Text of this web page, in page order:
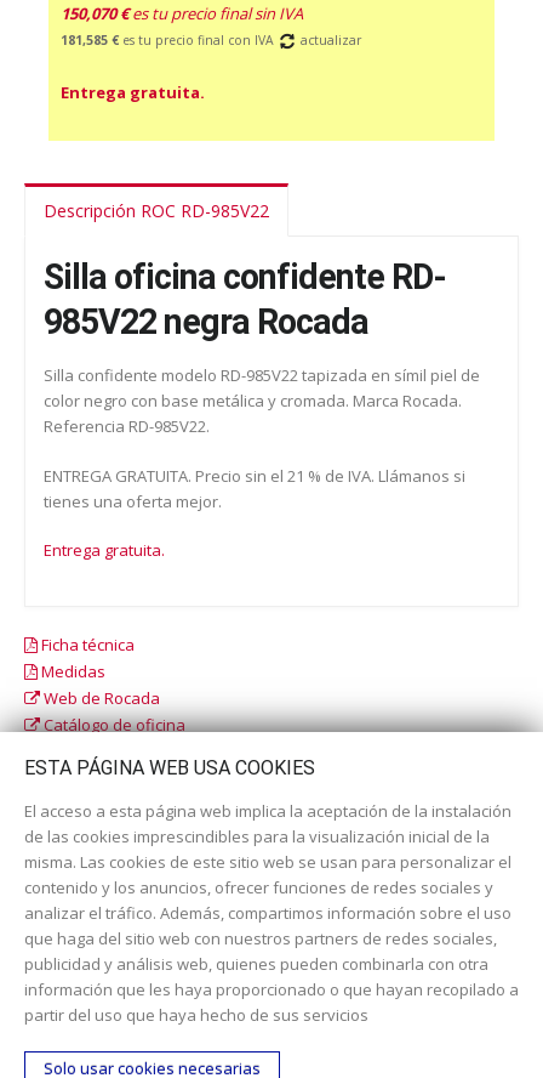
150,070 € es tu precio final sin IVA
181,585 € es tu precio final con IVA actualizar
Entrega gratuita.
Descripción ROC RD-985V22
Silla oficina confidente RD-
985V22 negra Rocada
Silla confidente modelo RD-985V22 tapizada en símil piel de
color negro con base metálica y cromada. Marca Rocada.
Referencia RD-985V22.
ENTREGA GRATUITA. Precio sin el 21 % de IVA. Llámanos si
tienes una oferta mejor.
Entrega gratuita.
Ficha técnica
Medidas
Web de Rocada
Catálogo de oficina
Dirección:c/ Cercedilla nº 14, 28925 Alcorcón
Email:contacta aquí
ESTA PÁGINA WEB USA COOKIES
El acceso a esta página web implica la aceptación de la instalación
de las cookies imprescindibles para la visualización inicial de la
misma. Las cookies de este sitio web se usan para personalizar el
contenido y los anuncios, ofrecer funciones de redes sociales y
analizar el tráfico. Además, compartimos información sobre el uso
que haga del sitio web con nuestros partners de redes sociales,
publicidad y análisis web, quienes pueden combinarla con otra
información que les haya proporcionado o que hayan recopilado a
partir del uso que haya hecho de sus servicios
Solo usar cookies necesarias